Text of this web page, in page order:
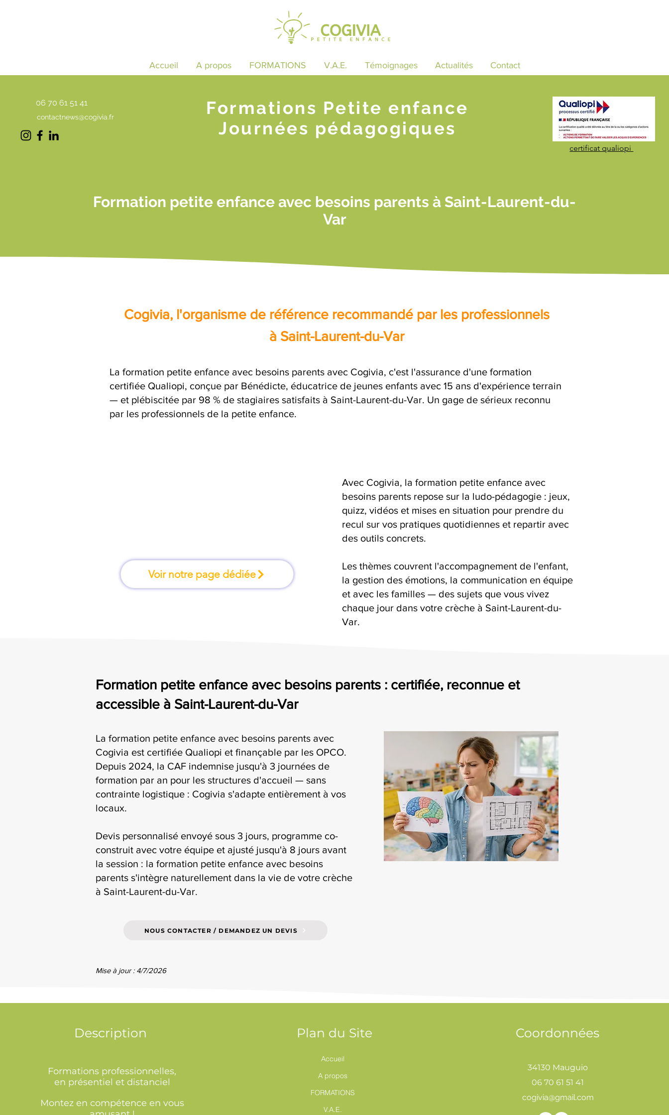
Accueil A propos FORMATIONS V.A.E. Témoignages Actualités Contact
06 70 61 51 41
contactnews@cogivia.fr
Formations Petite enfance
Journées pédagogiques
certificat qualiopi
Formation petite enfance avec besoins parents à Saint-Laurent-du-
Var
Cogivia, l'organisme de référence recommandé par les professionnels
à Saint-Laurent-du-Var
La formation petite enfance avec besoins parents avec Cogivia, c'est l'assurance d'une formation
certifiée Qualiopi, conçue par Bénédicte, éducatrice de jeunes enfants avec 15 ans d'expérience terrain
— et plébiscitée par 98 % de stagiaires satisfaits à Saint-Laurent-du-Var. Un gage de sérieux reconnu
par les professionnels de la petite enfance.
Voir notre page dédiée
Avec Cogivia, la formation petite enfance avec
besoins parents repose sur la ludo-pédagogie : jeux,
quizz, vidéos et mises en situation pour prendre du
recul sur vos pratiques quotidiennes et repartir avec
des outils concrets.
Les thèmes couvrent l'accompagnement de l'enfant,
la gestion des émotions, la communication en équipe
et avec les familles — des sujets que vous vivez
chaque jour dans votre crèche à Saint-Laurent-du-
Var.
Formation petite enfance avec besoins parents : certifiée, reconnue et
accessible à Saint-Laurent-du-Var
La formation petite enfance avec besoins parents avec
Cogivia est certifiée Qualiopi et finançable par les OPCO.
Depuis 2024, la CAF indemnise jusqu'à 3 journées de
formation par an pour les structures d'accueil — sans
contrainte logistique : Cogivia s'adapte entièrement à vos
locaux.
Devis personnalisé envoyé sous 3 jours, programme co-
construit avec votre équipe et ajusté jusqu'à 8 jours avant
la session : la formation petite enfance avec besoins
parents s'intègre naturellement dans la vie de votre crèche
à Saint-Laurent-du-Var.
NOUS CONTACTER / DEMANDEZ UN DEVIS
Mise à jour : 4/7/2026
Description
Formations professionnelles,
en présentiel et distanciel
Montez en compétence en vous
Plan du Site
Accueil
A propos
FORMATIONS
V.A.E.
Coordonnées
34130 Mauguio
06 70 61 51 41
cogivia@gmail.com